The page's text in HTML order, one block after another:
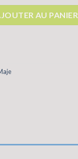
AU PANIER